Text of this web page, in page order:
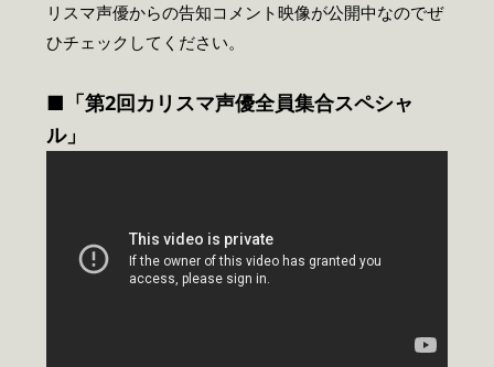
リスマ声優からの告知コメント映像が公開中なのでぜ
ひチェックしてください。
■「第2回カリスマ声優全員集合スペシャ
ル」